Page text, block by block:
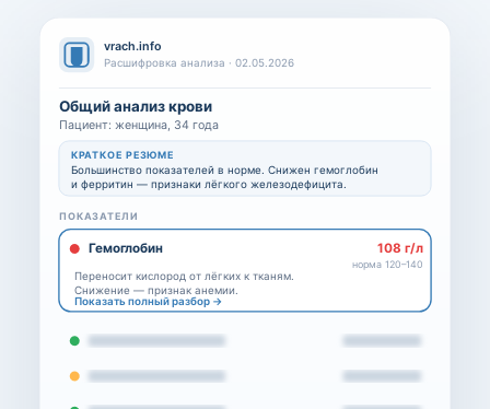
vrach.info
Расшифровка анализа · 02.05.2026
Общий анализ крови
Пациент: женщина, 34 года
КРАТКОЕ РЕЗЮМЕ
Большинство показателей в норме. Снижен гемоглобин
и ферритин — признаки лёгкого железодефицита.
ПОКАЗАТЕЛИ
Гемоглобин 108 г/л
норма 120–140
Переносит кислород от лёгких к тканям.
Снижение — признак анемии.
Показать полный разбор →